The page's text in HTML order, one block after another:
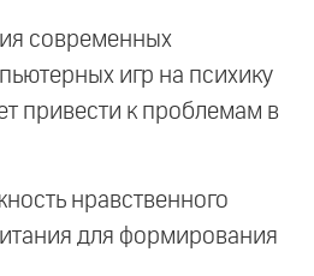
современных
игр на психику
привести к проблемам в
нравственного
для формирования